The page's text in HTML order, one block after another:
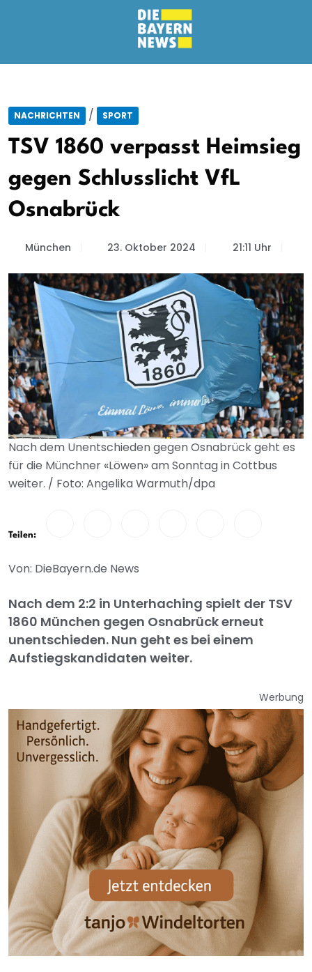
NACHRICHTEN / SPORT
TSV 1860 verpasst Heimsieg
gegen Schlusslicht VfL
Osnabrück
München 23. Oktober 2024 21:11 Uhr
Nach dem Unentschieden gegen Osnabrück geht es
für die Münchner «Löwen» am Sonntag in Cottbus
weiter. / Foto: Angelika Warmuth/dpa
Teilen:
Von: DieBayern.de News
Nach dem 2:2 in Unterhaching spielt der TSV
1860 München gegen Osnabrück erneut
unentschieden. Nun geht es bei einem
Aufstiegskandidaten weiter.
Werbung